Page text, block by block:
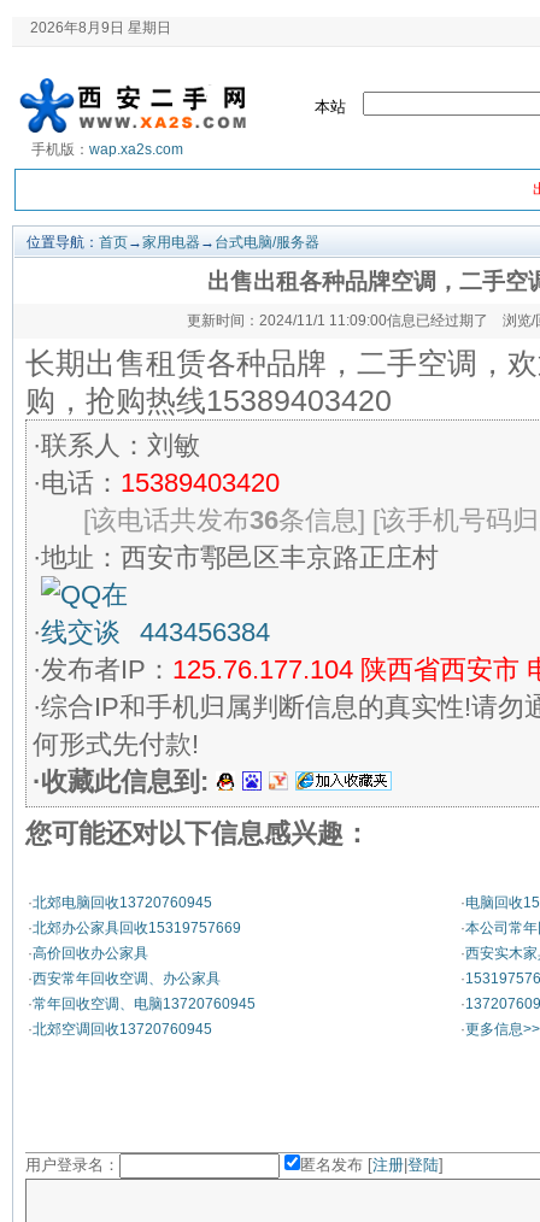
2026年8月9日 星期日
手机版： wap.xa2s.com
本站
位置导航： 首页→家用电器→ 台式电脑/服务器
出售出租各种品牌空调，二手空
更新时间：2024/11/1 11:09:00信息已经过期了 浏览
长期出售租赁各种品牌，二手空调，
购，抢购热线15389403420
·联系人：刘敏
·电话： 15389403420
[该电话共发布36条信息] [该手机号码
·地址：西安市鄠邑区丰京路正庄村
·
443456384
·发布者IP： 125.76.177.104 陕西省西安市
·综合IP和手机归属判断信息的真实性!请勿
何形式先付款!
·收藏此信息到:
您可能还对以下信息感兴趣：
·北郊电脑回收13720760945 ·电脑回收
·北郊办公家具回收15319757669 ·本公司常
·高价回收办公家具 ·西安实木
·西安常年回收空调、办公家具 ·
·常年回收空调、电脑13720760945 ·
·北郊空调回收13720760945 ·更多信息
用户登录名： 匿名发布 [注册 登陆]